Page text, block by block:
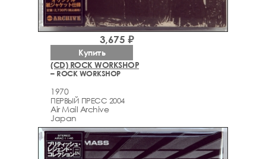
(CD) ROCK WORKSHOP
– ROCK WORKSHOP
1970
ПЕРВЫЙ ПРЕСС 2004
Air Mail Archive
Japan
3,675 ₽
Купить